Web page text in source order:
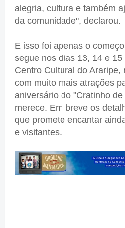
alegria, cultura e também
da comunidade", declarou.
E isso foi apenas o
segue nos dias 13, 14 e
Centro Cultural do Araripe,
com muito mais atrações
aniversário do "Cratinho
merece. Em breve os
que promete encantar
e visitantes.